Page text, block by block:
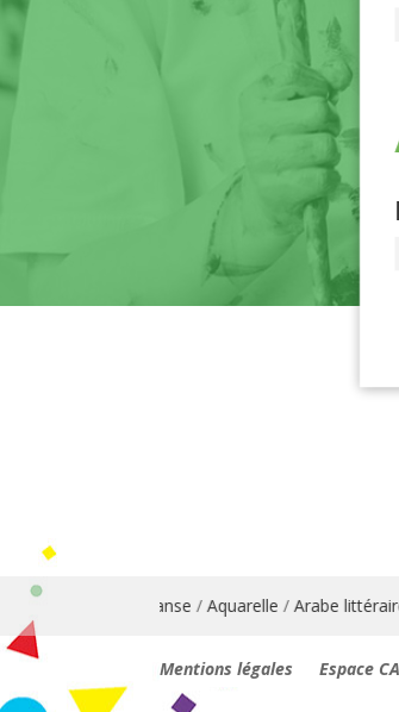
Animation danse/Aquarelle/Arabe littéraire/
Mentions légales Espace CA